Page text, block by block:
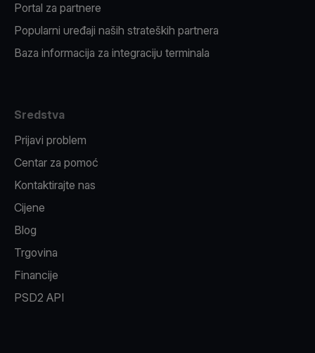
Portal za partnere
Popularni uređaji naših strateških partnera
Baza informacija za integraciju terminala
Sredstva
Prijavi problem
Centar za pomoć
Kontaktirajte nas
Cijene
Blog
Trgovina
Financije
PSD2 API